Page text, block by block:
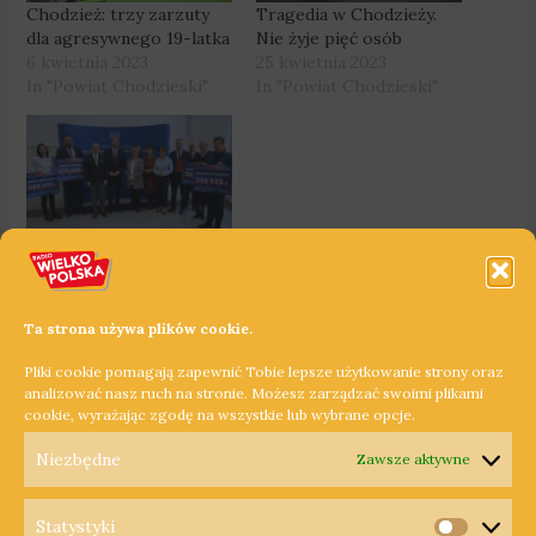
Ta strona używa plików cookie.
Pliki cookie pomagają zapewnić Tobie lepsze użytkowanie strony oraz
analizować nasz ruch na stronie. Możesz zarządzać swoimi plikami
cookie, wyrażając zgodę na wszystkie lub wybrane opcje.
Niezbędne Zawsze aktywne
Statystyki
Chodzież: trzy zarzuty
dla agresywnego 19-latka
Tragedia w Chodzieży.
Nie żyje pięć osób
powstanie 16 mieszkań
chronionych
In "Powiat Chodzieski"
Poprzedni Wpis Następny Wpis